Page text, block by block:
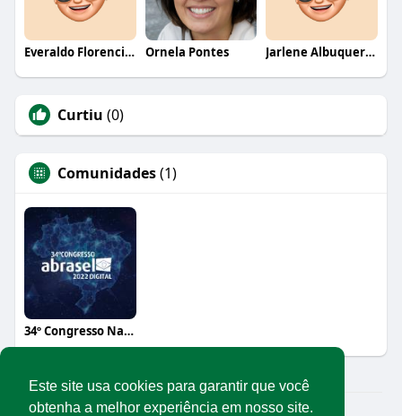
Este site usa cookies para garantir que você
obtenha a melhor experiência em nosso site.
Everaldo Florencio De Melo Ornela Pontes Jarlene Albuquerque
Curtiu (0)
Comunidades(1)
34º Congresso Nacional Abrasel